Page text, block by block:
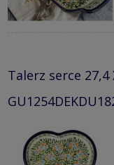
Talerz serce 27,4